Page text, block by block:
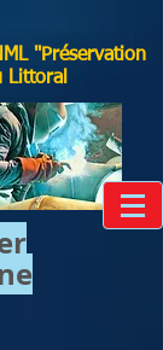
"Préservation
Littoral